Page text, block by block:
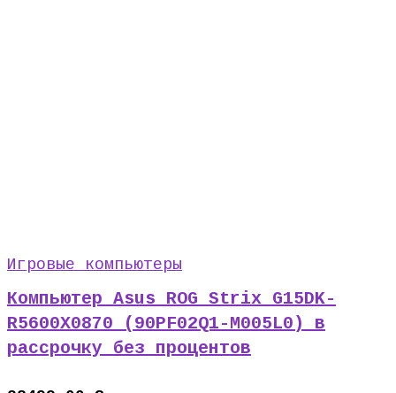
Игровые компьютеры
Компьютер Asus ROG Strix G15DK-
R5600X0870 (90PF02Q1-M005L0) в
рассрочку без процентов